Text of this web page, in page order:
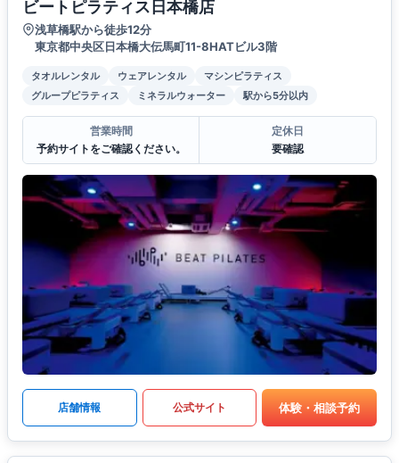
ビートピラティス日本橋店
浅草橋駅から徒歩12分
東京都中央区日本橋大伝馬町11-8HATビル3階
タオルレンタル ウェアレンタル
マシンピラティス
グループピラティス
ミネラルウォーター 駅から5分以内
営業時間
予約サイトをご確認ください。
定休日
要確認
店舗情報 公式サイト 体験・相談予約